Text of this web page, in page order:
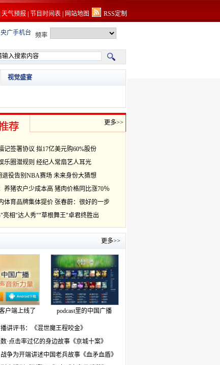
天气预报 节目时间表 网站地图 RSS定制
央广手机台 频率